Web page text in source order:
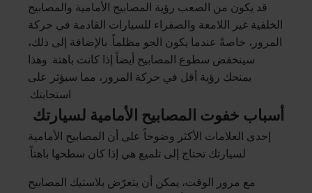
قد يكون من الصعب رؤية المصابيح الأمامية والمصابيح
الخلفية غير اللامعة والصفراء للسيارات القادمة في حركة
المرور، خاصةً عندما يكون الجو مظلماً. بالإضافة إلى ذلك،
سينخفض سطوع المصابيح أيضاً إذا كانت باهتة. وهذا
يمنحك رؤية أقل في حركة المرور، مما سيؤثر على
استجابتك.
أسباب خفوت المصابيح الأمامية لسيارتك
إحدى العلامات الأكثر وضوحاً على أن المصابيح الأمامية
لسيارتك تحتاج إلى تلميع هي إذا كان سطحها باهتاً.
مع مرور الوقت، يمكن أن يتعرّض بلاستيك المصابيح